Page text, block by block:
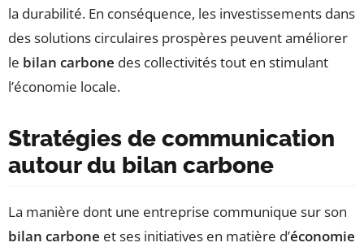
la durabilité. En conséquence, les investissements dans
des solutions circulaires prospères peuvent améliorer
le bilan carbone des collectivités tout en stimulant
l’économie locale.
Stratégies de communication
autour du bilan carbone
La manière dont une entreprise communique sur son
bilan carbone et ses initiatives en matière d’économie